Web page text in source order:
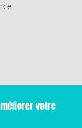
votre